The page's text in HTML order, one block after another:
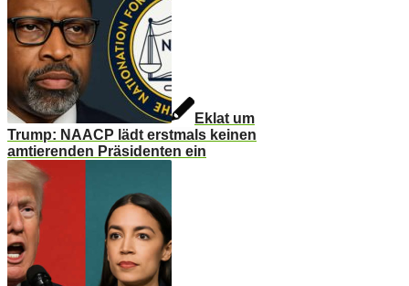
Eklat um
Trump: NAACP lädt erstmals keinen
amtierenden Präsidenten ein